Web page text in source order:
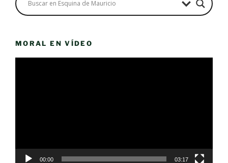
MORAL EN VÍDEO
00:00 03:17